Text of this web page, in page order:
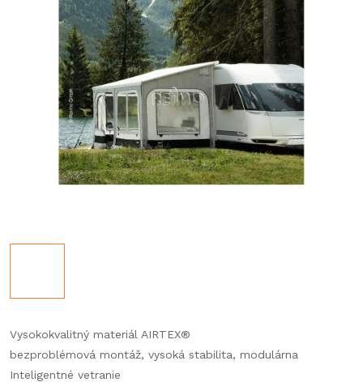
Vysokokvalitný materiál AIRTEX®
bezproblémová montáž, vysoká stabilita, modulárna
Inteligentné vetranie